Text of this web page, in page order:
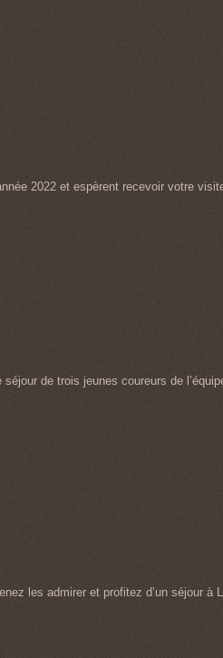
2022 et espèrent recevoir votre
de trois jeunes coureurs de
les admirer et profitez d’un séjour à